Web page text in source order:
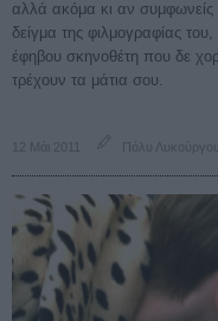
αλλά ακόμα κι αν συμφωνείς
δείγμα της φιλμογραφίας
έφηβου σκηνοθέτη που δε
τρέχουν τα μάτια σου.
12 Μάι 2011 Πόλυ Λυκούργου